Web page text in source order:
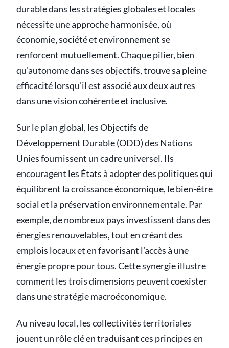
durable dans les stratégies globales et locales
nécessite une approche harmonisée, où
économie, société et environnement se
renforcent mutuellement. Chaque pilier, bien
qu’autonome dans ses objectifs, trouve sa pleine
efficacité lorsqu’il est associé aux deux autres
dans une vision cohérente et inclusive.
Sur le plan global, les Objectifs de
Développement Durable (ODD) des Nations
Unies fournissent un cadre universel. Ils
encouragent les États à adopter des politiques qui
équilibrent la croissance économique, lebien-être
social et la préservation environnementale. Par
exemple, de nombreux pays investissent dans des
énergies renouvelables, tout en créant des
emplois locaux et en favorisant l’accès à une
énergie propre pour tous. Cette synergie illustre
comment les trois dimensions peuvent coexister
dans une stratégie macroéconomique.
Au niveau local, les collectivités territoriales
jouent un rôle clé en traduisant ces principes en